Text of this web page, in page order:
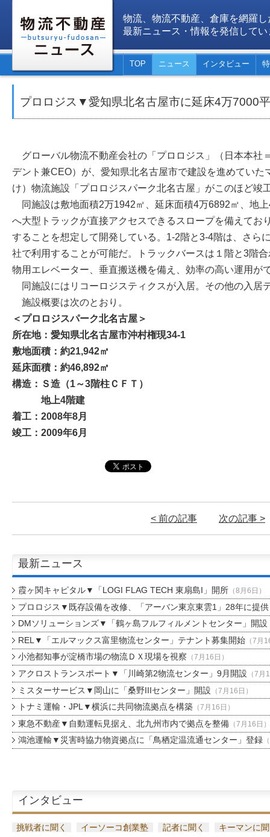
物流、物流不動産、倉庫を網羅し
最新ニュース・情報を発信してい
TOP ニュース インタビュー
プロロジス▼愛知県北名古屋市に延床4万7000
グローバル物流不動産会社の「プロロジス」（日本本社
デント兼CEO）が、愛知県北名古屋市で建設を進めていた
け）物流施設「プロロジスパーク北名古屋」がこのほど竣
同施設は敷地面積2万1942㎡、延床面積4万6892㎡、地
へ大型トラックが直接アクセスできるスロープを備えてお
することを想定して開発している。1-2階と3-4階は、さら
社で利用することが可能だ。トラックバースは１階と3階
物用エレベーター、垂直搬送機を備え、効率の高い運用が
同施設にはリコーロジスティクスが入居。その他の入居
施設概要は次のとおり。
＜プロロジスパーク北名古屋＞
所在地：愛知県北名古屋市沖村権現34-1
敷地面積：約21,942㎡
延床面積：約46,892㎡
構造：Ｓ造（1～3階柱ＣＦＴ）
地上4階建
着工：2008年8月
竣工：2009年6月
< 前の記事 次の記事 >
最新ニュース
霞ヶ関キャピタル▼「LOGI FLAG TECH 東扇島I」開所（8月6日）
プロロジス▼既存設備を改修、「アーバン東京東雲1」28年に提供
DMソリューションズ▼「鶴ヶ島フルフィルメントセンター」開設
REL▼「エルマックス富里物流センター」テナント募集開始（7月
小池都知事が淀橋市場の物流ＤＸ現場を視察 （7月16日）
アクロストランスポート▼「川崎第2物流センター」9月開設 （7月
ミスターサービス▼岡山に「桑野IIIセンター」開設 （7月16日）
トナミ運輸・JPL▼横浜に共同物流拠点を構築（7月16日）
東急不動産▼自動運転見据え、北九州市内で拠点を整備（7月16日）
鴻池運輸▼災害時協力物資拠点に「鳥栖定温流通センター」登録
インタビュー
挑戦者に聞く イーソーコ創業塾 記者に聞く キーマンに